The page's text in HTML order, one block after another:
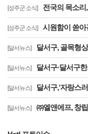
[성주군 소식] 전국의 목소
[성주군 소식] 시원함이 쏟아진
[달서뉴스] 달서구, 골목형
[달서뉴스] 달서구·달서구
[달서뉴스] 달서구,‘자랑스
[달서뉴스] ㈜엘앤에프, 창